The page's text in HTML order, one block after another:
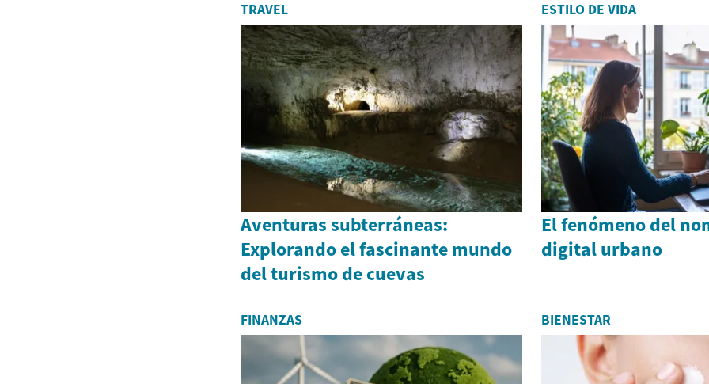
TRAVEL
Aventuras subterráneas:
Explorando el fascinante mundo
del turismo de cuevas
ESTILO DE VIDA
El fenómeno del
digital urbano
FINANZAS BIENESTAR